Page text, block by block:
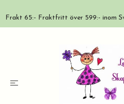
Frakt 65:- Fraktfritt över 599:- inom